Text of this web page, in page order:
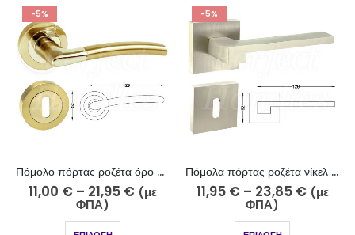
-5%
Πόμολο πόρτας ροζέτα όρο ματ – όρο 224-15-11/2
11,00 € – 21,95 € (με
ΦΠΑ)
-5%
Πόμολα πόρτας ροζέτα νίκελ σατινέ 243-17/2
11,95 € – 23,85 € (με
ΦΠΑ)